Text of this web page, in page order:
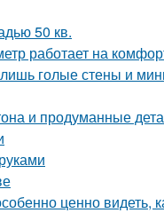
50 кв.
работает на
голые стены и
и продуманные
ценно видеть,